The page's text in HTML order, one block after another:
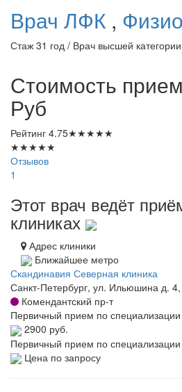
Врач ЛФК ,
Стаж 31 год / Врач высшей категории
Стоимость
Руб
Рейтинг 4.75★★★★★
★★★★★
Отзывов
1
Этот врач ведёт
клиниках
Адрес клиники
Ближайшее метро
Скандинавия Северная клиника
Санкт-Петербург, ул. Ильюшина д. 4,
Комендантский пр-т
Первичный прием по
2900 руб.
Первичный прием по
Цена по запросу